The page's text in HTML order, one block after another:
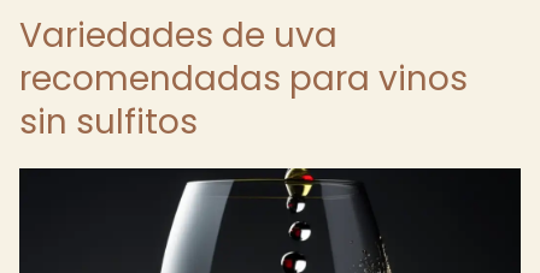
Variedades de uva
recomendadas para vinos
sin sulfitos